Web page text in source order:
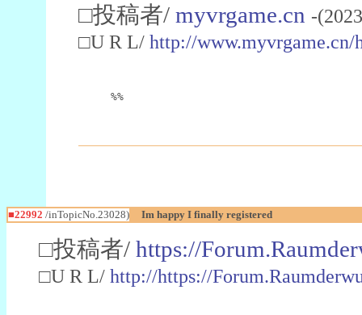
□投稿者/ myvrgame.cn -
□U R L/ http://www.myvrgame.cn/
%%
■22992 /inTopicNo.23028) Im happy I finally registered
□投稿者/ https://
□U R L/ http://https://